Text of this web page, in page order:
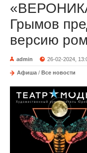
Грымов
версию
admin 26-02-2024,
Афиша / Все новости